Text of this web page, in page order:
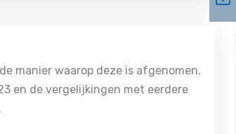
manier waarop deze is afgenomen.
en de vergelijkingen met eerdere